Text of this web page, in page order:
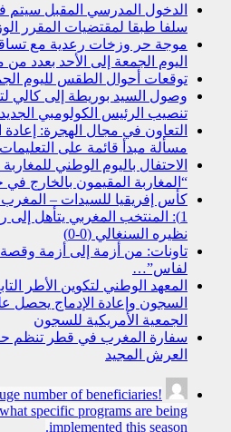
الدخول المدرسي المقبل
سلفا طبقا لمقتضیات المقرر
موجة حر وزخات رعدية مع
اليوم الجمعة إلى الأحد بعدد
توقعات أحوال الطقس لليوم
وصول السيد بوريطة إلى كالي
تنصيب الرئيس الكولومبي الجديد
التعاون في مجال الهجرة:
مسألة مبدأ قائمة على
الاحتفال باليوم الوطني
“المغاربة المقيمون بالخارج في
1): المنتخب المغربي يتأهل إلى
نظيره السنغالي (0-0)
تاونات: من أزمة إلى أزمة
لفاس”…
المعهد الوطني لتكوين الأطر
السجون وإعادة الإدماج يحصل
الجمعية الأمريكية للسجون
سفارة المغرب في قطر تنظم
العرش المجيد
number of beneficiaries!
specific programs are being
implemented this season.